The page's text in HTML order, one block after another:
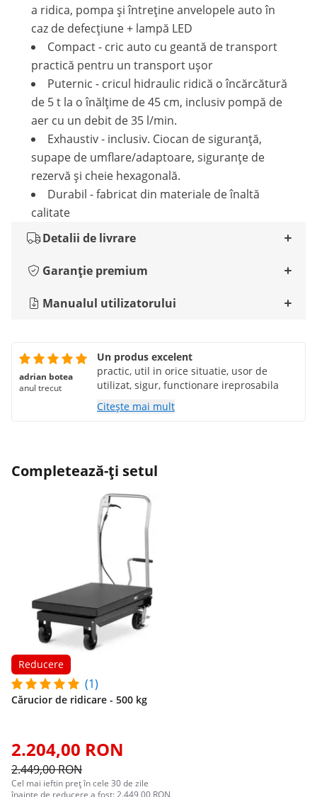
a ridica, pompa și întreține anvelopele auto în
caz de defecțiune + lampă LED
Compact - cric auto cu geantă de transport
practică pentru un transport ușor
Puternic - cricul hidraulic ridică o încărcătură
de 5 t la o înălțime de 45 cm, inclusiv pompă de
aer cu un debit de 35 l/min.
Exhaustiv - inclusiv. Ciocan de siguranță,
supape de umflare/adaptoare, siguranțe de
rezervă și cheie hexagonală.
Durabil - fabricat din materiale de înaltă
calitate
Detalii de livrare
Garanție premium
Manualul utilizatorului
adrian botea
anul trecut
Un produs excelent
practic, util in orice situatie, usor de
utilizat, sigur, functionare ireprosabila
Citește mai mult
Completează-ți setul
Reducere
(1)
Cărucior de ridicare - 500 kg
2.204,00 RON
2.449,00 RON
Cel mai ieftin preț în cele 30 de zile
înainte de reducere a fost: 2.449,00 RON